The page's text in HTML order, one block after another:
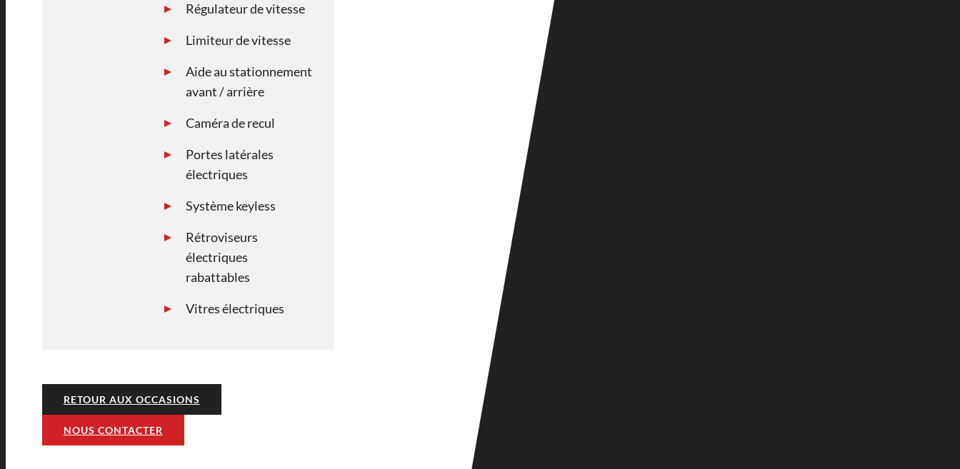
Régulateur de vitesse
Limiteur de vitesse
Aide au stationnement
avant / arrière
Caméra de recul
Portes latérales
électriques
Système keyless
Rétroviseurs
électriques
rabattables
Vitres électriques
RETOUR AUX OCCASIONS
NOUS CONTACTER